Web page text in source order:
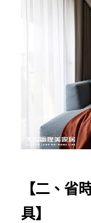
【二、省
具】